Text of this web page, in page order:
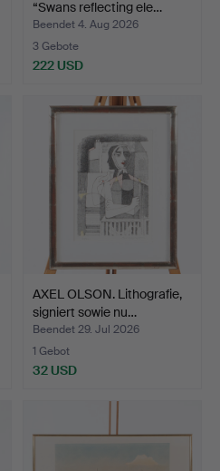
“Swans reflecting ele…
Beendet 4. Aug 2026
3 Gebote
222 USD
AXEL OLSON. Lithografie,
signiert sowie nu…
Beendet 29. Jul 2026
1 Gebot
32 USD